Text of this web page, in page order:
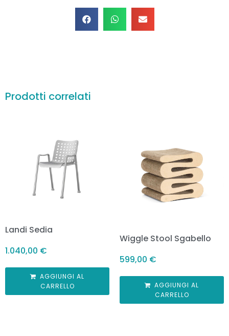
Prodotti correlati
Landi Sedia
1.040,00 €
AGGIUNGI AL
CARRELLO
Wiggle Stool Sgabello
599,00 €
AGGIUNGI AL
CARRELLO